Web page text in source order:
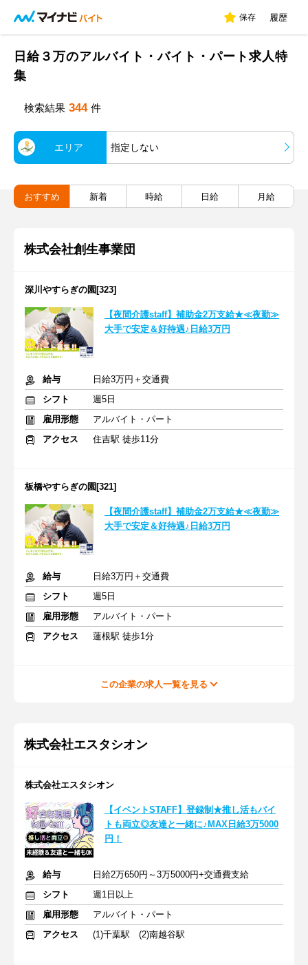
保存 履歴
日給３万のアルバイト・バイト・パート求人特
集
検索結果 344 件
エリア 指定しない
おすすめ 新着 時給 日給 月給
株式会社創生事業団
深川やすらぎの園[323]
【夜間介護staff】補助金2万支給★≪夜勤≫
大手で安定＆好待遇♪日給3万円
給与
日給3万円＋交通費
シフト
週5日
雇用形態
アルバイト・パート
アクセス
住吉駅 徒歩11分
板橋やすらぎの園[321]
【夜間介護staff】補助金2万支給★≪夜勤≫
大手で安定＆好待遇♪日給3万円
給与
日給3万円＋交通費
シフト
週5日
雇用形態
アルバイト・パート
アクセス
蓮根駅 徒歩1分
この企業の求人一覧を見る
株式会社エスタシオン
株式会社エスタシオン
【イベントSTAFF】登録制★推し活もバイ
トも両立◎友達と一緒に♪MAX日給3万5000
円！
給与
日給2万650円～3万5000円+交通費支給
シフト
週1日以上
雇用形態
アルバイト・パート
アクセス
(1)千葉駅 (2)南越谷駅